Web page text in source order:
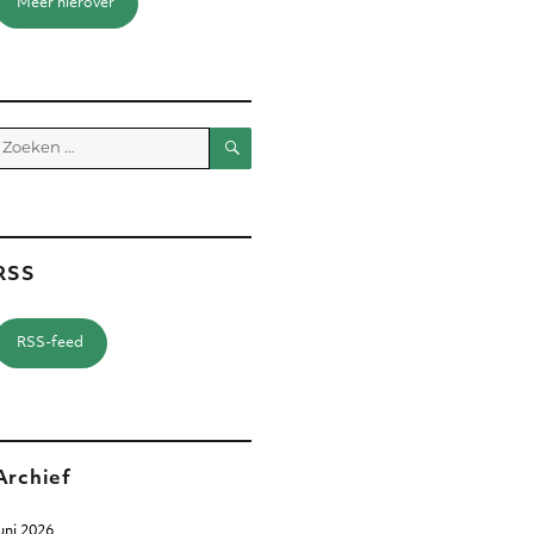
Meer hierover
Zoeken
RSS-feed